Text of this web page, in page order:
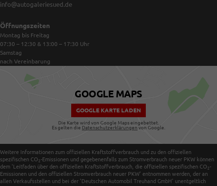
info@autogaleriesued.de
Öffnungszeiten
Montag bis Freitag
07:30 – 12:30 & 13:00 – 17:30 Uhr
Samstag
nach Vereinbarung
GOOGLE MAPS
GOOGLE KARTE LADEN
Die Karte wird von Google Maps eingebettet.
Es gelten die Datenschutzerklärungen von Google.
Weitere Informationen zum offiziellen Kraftstoffverbrauch und zu den offiziellen
spezifischen CO 2-Emissionen und gegebenenfalls zum Stromverbrauch neuer PKW können
dem 'Leitfaden über den offiziellen Kraftstoffverbrauch, die offiziellen spezifischen CO 2-
Emissionen und den offiziellen Stromverbrauch neuer PKW' entnommen werden, der an
allen Verkaufsstellen und bei der 'Deutschen Automobil Treuhand GmbH' unentgeltlich